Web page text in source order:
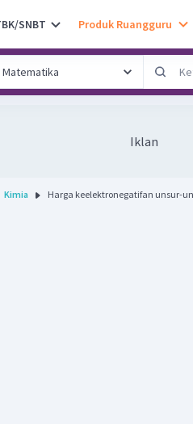
SNBT Produk Ruangguru
Iklan
Kimia Harga keelektronegatifan unsur-